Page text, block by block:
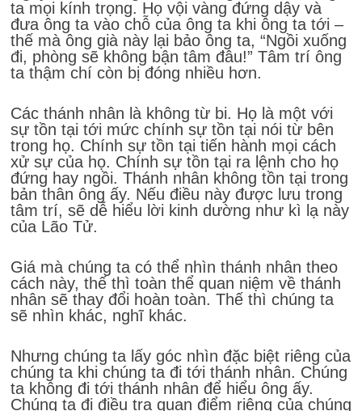
ta mọi kính trọng. Họ vội vàng đứng dậy và
đưa ông ta vào chỗ của ông ta khi ông ta tới –
thế mà ông già này lại bảo ông ta, “Ngồi xuống
đi, phòng sẽ không bận tâm đâu!” Tâm trí ông
ta thậm chí còn bị đóng nhiều hơn.
Các thánh nhân là không từ bi. Họ là một với
sự tồn tại tới mức chính sự tồn tại nói từ bên
trong họ. Chính sự tồn tại tiến hành mọi cách
xử sự của họ. Chính sự tồn tại ra lệnh cho họ
đứng hay ngồi. Thánh nhân không tồn tại trong
bản thân ông ấy. Nếu điều này được lưu trong
tâm trí, sẽ dễ hiểu lời kinh dường như kì lạ này
của Lão Tử.
Giá mà chúng ta có thể nhìn thánh nhân theo
cách này, thế thì toàn thể quan niệm về thánh
nhân sẽ thay đổi hoàn toàn. Thế thì chúng ta
sẽ nhìn khác, nghĩ khác.
Nhưng chúng ta lấy góc nhìn đặc biệt riêng của
chúng ta khi chúng ta đi tới thánh nhân. Chúng
ta không đi tới thánh nhân để hiểu ông ấy.
Chúng ta đi điều tra quan điểm riêng của chúng